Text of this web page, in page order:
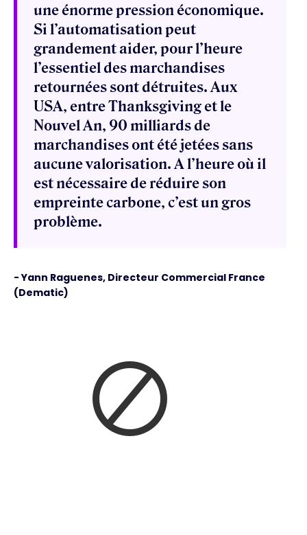
une énorme pression économique.
Si l’automatisation peut
grandement aider, pour l’heure
l’essentiel des marchandises
retournées sont détruites. Aux
USA, entre Thanksgiving et le
Nouvel An, 90 milliards de
marchandises ont été jetées sans
aucune valorisation. A l’heure où il
est nécessaire de réduire son
empreinte carbone, c’est un gros
problème.
- Yann Raguenes, Directeur Commercial France
(Dematic)